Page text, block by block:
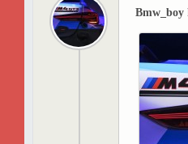
Bmw_boy